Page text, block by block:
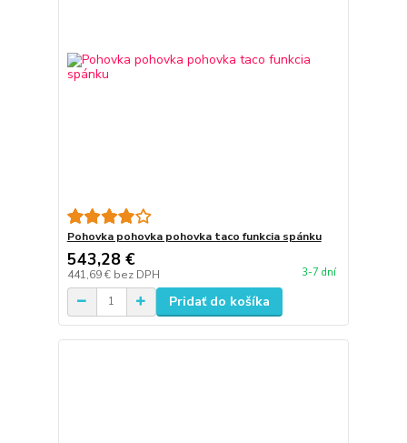
Pohovka pohovka pohovka taco funkcia spánku
543,28 €
441,69 € bez DPH 3-7 dní
Pridať do košíka